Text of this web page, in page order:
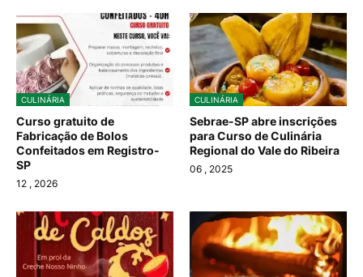
CULINÁRIA
Curso gratuito de
Fabricação de Bolos
Confeitados em Registro-
SP
12 , 2026
CULINÁRIA
Sebrae-SP abre inscrições
para Curso de Culinária
Regional do Vale do Ribeira
06 , 2025